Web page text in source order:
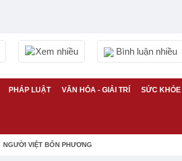
Xem nhiều Bình luận nhiều
PHÁP LUẬT VĂN HÓA - GIẢI TRÍ SỨC KHỎE
NGƯỜI VIỆT BỐN PHƯƠNG